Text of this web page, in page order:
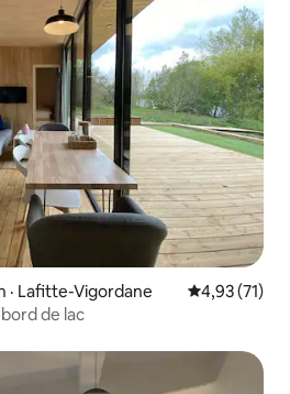
Lafitte-Vigordane Note
4,93 (71)
de lac